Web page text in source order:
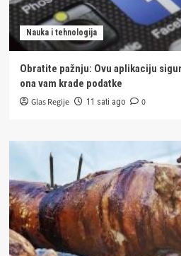
Nauka i tehnologija
Obratite pažnju: Ovu aplikaciju
ona vam krade podatke
Glas Regije 11 sati ago 0